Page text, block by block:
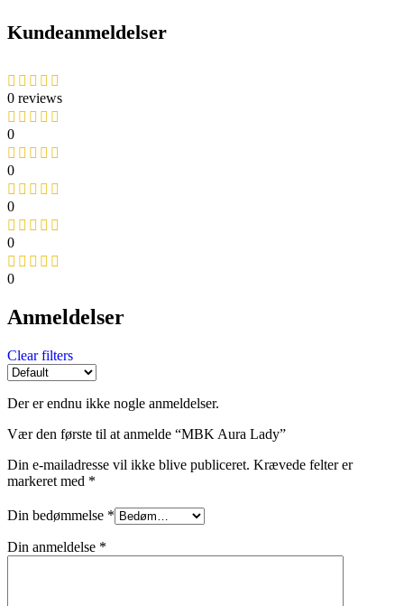
Kundeanmeldelser
0 reviews
0
0
0
0
0
Anmeldelser
Clear filters
Der er endnu ikke nogle anmeldelser.
Vær den første til at anmelde “MBK Aura Lady”
Din e-mailadresse vil ikke blive publiceret. Krævede felter er
markeret med *
Din bedømmelse *
Din anmeldelse *